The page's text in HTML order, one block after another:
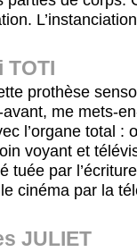
TOTI
prothèse
me mets-
l’organe total
voyant et
tuée par
cinéma par la
JULIET